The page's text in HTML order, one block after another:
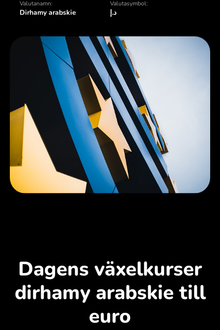
Valutanamn:
Dirhamy arabskie
Valutasymbol:
د.إ
Dagens växelkurser
dirhamy arabskie till
euro